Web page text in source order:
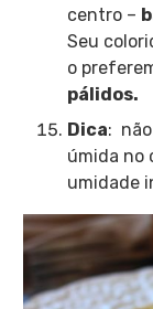
centro –
Seu
o
pálidos.
Dica:
úmida no
umidade